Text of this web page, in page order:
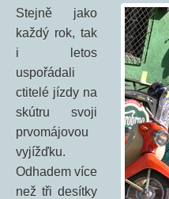
Stejně jako
každý rok, tak
i letos
uspořádali
ctitelé jízdy na
skútru svoji
prvomájovou
vyjížďku.
Odhadem více
než tři desítky